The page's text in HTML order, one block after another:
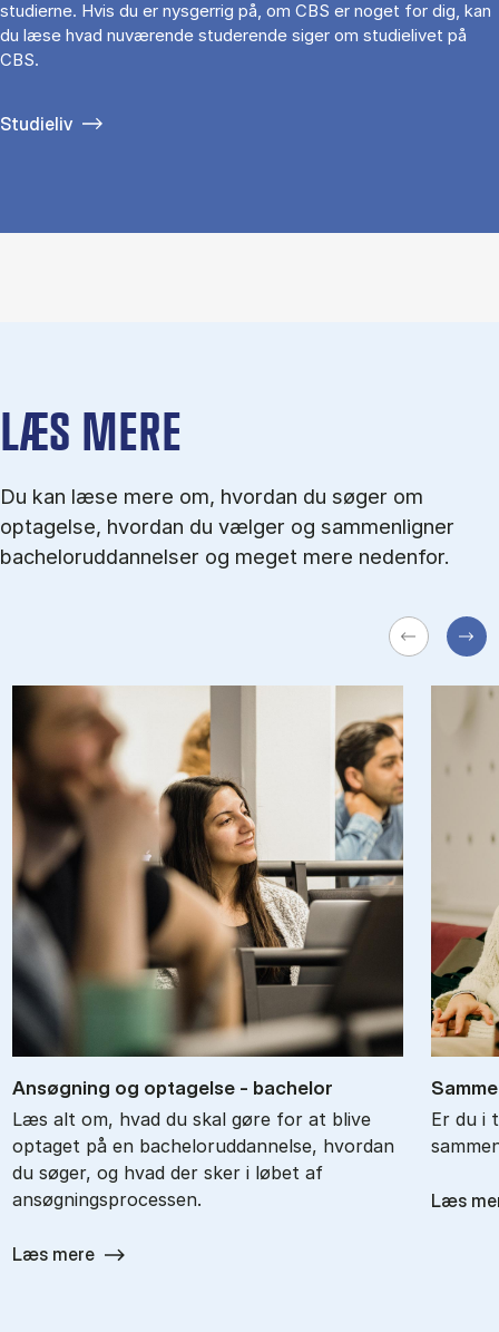
studierne. Hvis du er nysgerrig på, om CBS er noget for dig, kan
du læse hvad nuværende studerende siger om studielivet på
CBS.
Studieliv
LÆS MERE
Du kan læse mere om, hvordan du søger om
optagelse, hvordan du vælger og sammenligner
bacheloruddannelser og meget mere nedenfor.
An­søg­ning og op­ta­gel­se - ba­chel­or
Læs alt om, hvad du skal gøre for at blive
optaget på en bacheloruddannelse, hvordan
du søger, og hvad der sker i løbet af
ansøgningsprocessen.
Læs mere
Er du i
Læs